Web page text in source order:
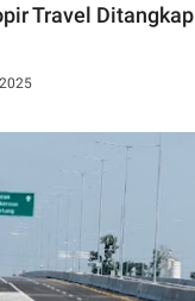
Travel Ditangkap